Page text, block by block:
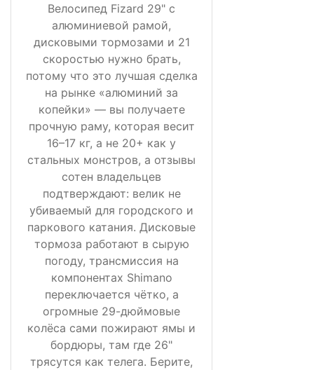
Велосипед Fizard 29" с
алюминиевой рамой,
дисковыми тормозами и 21
скоростью нужно брать,
потому что это лучшая сделка
на рынке «алюминий за
копейки» — вы получаете
прочную раму, которая весит
16–17 кг, а не 20+ как у
стальных монстров, а отзывы
сотен владельцев
подтверждают: велик не
убиваемый для городского и
паркового катания. Дисковые
тормоза работают в сырую
погоду, трансмиссия на
компонентах Shimano
переключается чётко, а
огромные 29-дюймовые
колёса сами пожирают ямы и
бордюры, там где 26"
трясутся как телега. Берите,